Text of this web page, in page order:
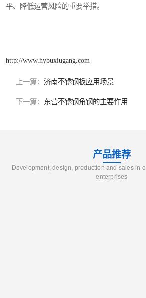
平、降低运营风险的重要举措。
http://www.hybuxiugang.com
上一篇： 济南不锈钢板应用场景
下一篇： 东营不锈钢角钢的主要作用
产品推荐
Development, design, production and sales in
enterprises